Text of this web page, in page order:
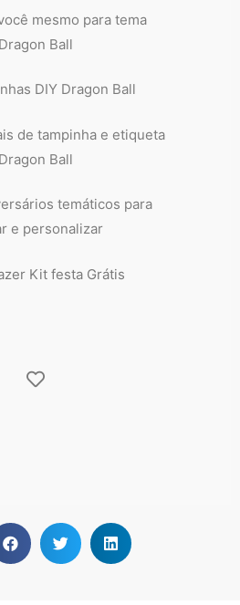
mesmo para tema
Dragon Ball
DIY Dragon Ball
de tampinha e etiqueta
Dragon Ball
temáticos para
e personalizar
Kit festa Grátis